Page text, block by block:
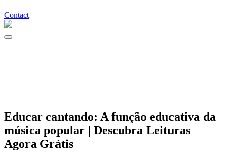
Contact
Educar cantando: A função educativa da
música popular | Descubra Leituras
Agora Grátis